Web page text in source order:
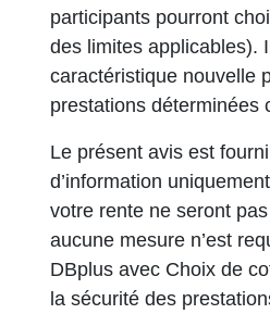
participants pourront
des limites applicables).
caractéristique nouvelle
prestations déterminées
Le présent avis est
d’information
votre rente ne seront
aucune mesure n’est
DBplus avec Choix de
la sécurité des